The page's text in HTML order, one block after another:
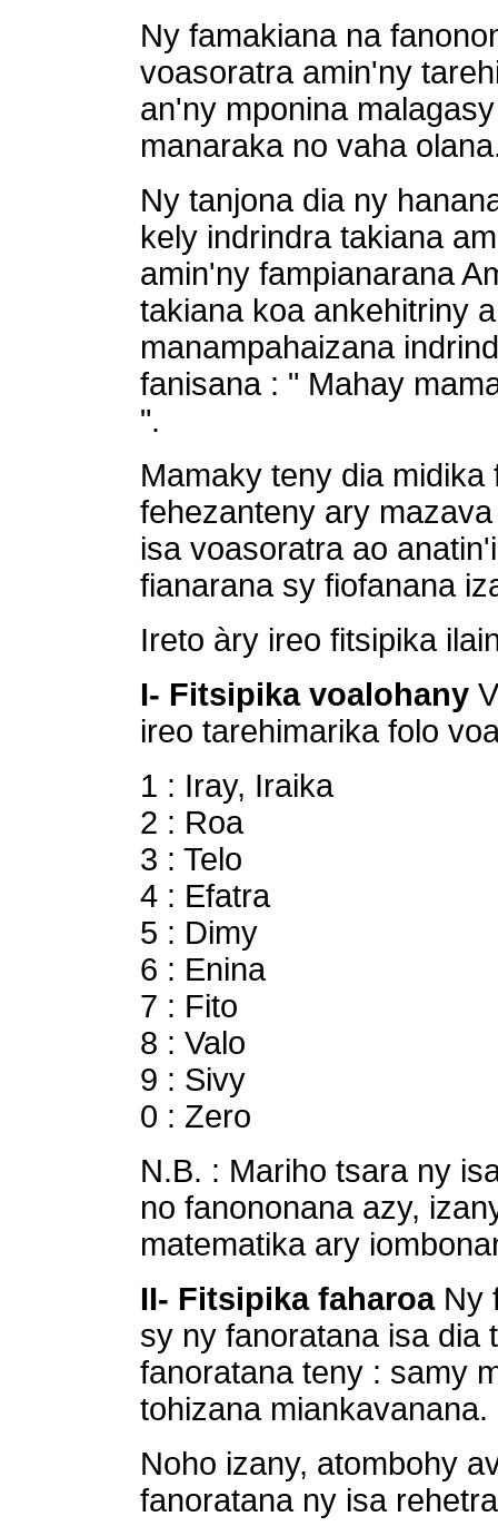
Ny famakiana na
voasoratra amin'ny
an'ny mponina
manaraka no vaha
Ny tanjona dia ny
kely indrindra takiana
amin'ny fampianarana
takiana koa ankehitriny
manampahaizana
fanisana : " Mahay
".
Mamaky teny dia
fehezanteny ary
isa voasoratra ao
fianarana sy fiofanana
Ireto àry ireo fitsipika
I- Fitsipika voalohany
ireo tarehimarika folo
1 : Iray, Iraika
2 : Roa
3 : Telo
4 : Efatra
5 : Dimy
6 : Enina
7 : Fito
8 : Valo
9 : Sivy
0 : Zero
N.B. : Mariho tsara ny
no fanononana azy,
matematika ary
II- Fitsipika faharoa Ny
sy ny fanoratana isa dia
fanoratana teny : samy
tohizana miankavanana.
Noho izany, atombohy
fanoratana ny isa